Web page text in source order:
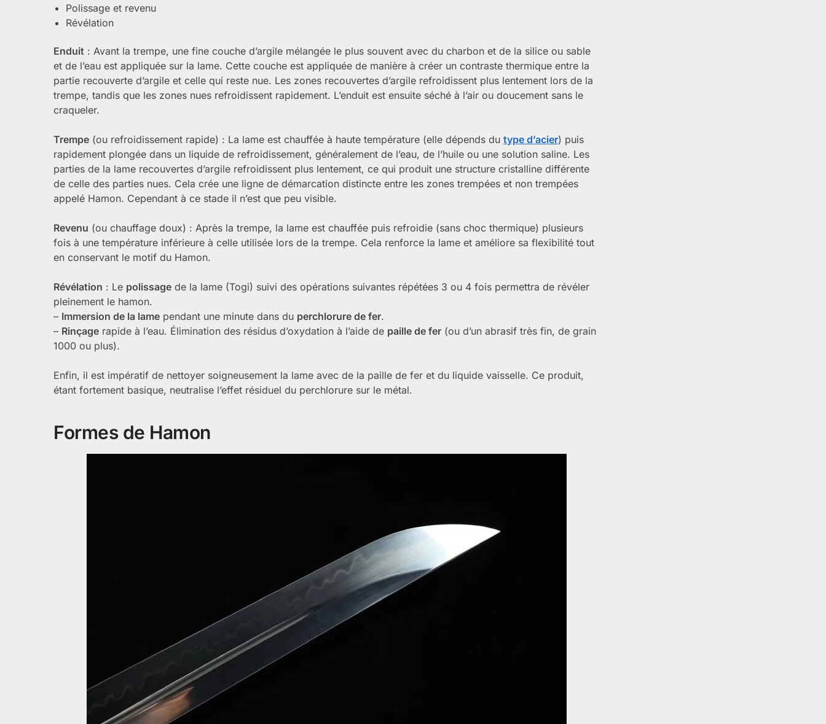
Polissage et revenu
Révélation
Enduit : Avant la trempe, une fine couche d’argile mélangée le plus souvent avec du charbon et de la silice ou sable
et de l’eau est appliquée sur la lame. Cette couche est appliquée de manière à créer un contraste thermique entre la
partie recouverte d’argile et celle qui reste nue. Les zones recouvertes d’argile refroidissent plus lentement lors de la
trempe, tandis que les zones nues refroidissent rapidement. L’enduit est ensuite séché à l’air ou doucement sans le
craqueler.
Trempe (ou refroidissement rapide) : La lame est chauffée à haute température (elle dépends du type d’acier) puis
rapidement plongée dans un liquide de refroidissement, généralement de l’eau, de l’huile ou une solution saline. Les
parties de la lame recouvertes d’argile refroidissent plus lentement, ce qui produit une structure cristalline différente
de celle des parties nues. Cela crée une ligne de démarcation distincte entre les zones trempées et non trempées
appelé Hamon. Cependant à ce stade il n’est que peu visible.
Revenu (ou chauffage doux) : Après la trempe, la lame est chauffée puis refroidie (sans choc thermique) plusieurs
fois à une température inférieure à celle utilisée lors de la trempe. Cela renforce la lame et améliore sa flexibilité tout
en conservant le motif du Hamon.
Révélation : Le polissage de la lame (Togi) suivi des opérations suivantes répétées 3 ou 4 fois permettra de révéler
pleinement le hamon.
– Immersion de la lame pendant une minute dans du perchlorure de fer.
– Rinçage rapide à l’eau. Élimination des résidus d’oxydation à l’aide de paille de fer (ou d’un abrasif très fin, de grain
1000 ou plus).
Enfin, il est impératif de nettoyer soigneusement la lame avec de la paille de fer et du liquide vaisselle. Ce produit,
étant fortement basique, neutralise l’effet résiduel du perchlorure sur le métal.
Formes de Hamon